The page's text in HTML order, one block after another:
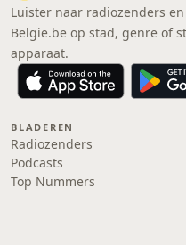
Luister naar radiozenders
Belgie.be op stad, genre of
apparaat.
BLADEREN
Radiozenders
Podcasts
Top Nummers